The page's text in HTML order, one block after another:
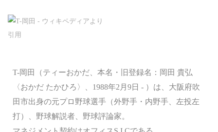
T-岡田（ティーおかだ、本名・旧登録名：岡田 貴弘
〈おかだ たかひろ〉、1988年2月9日 - ）は、大阪府吹
田市出身の元プロ野球選手（外野手・内野手、左投左
打）、野球解説者、野球評論家。